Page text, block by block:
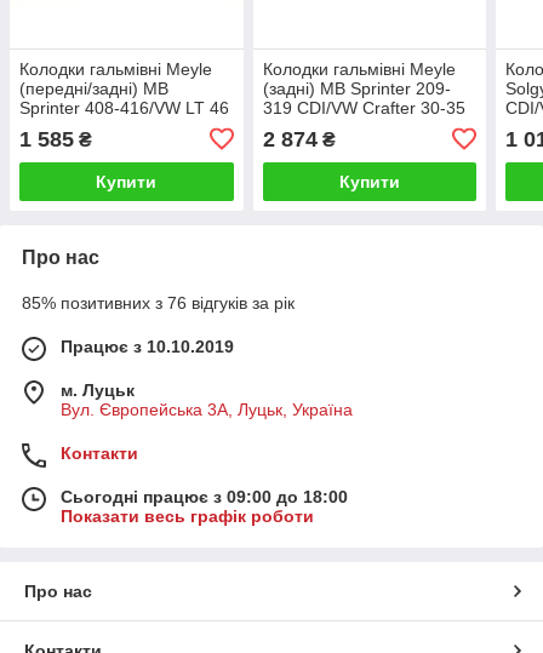
Колодки гальмівні Meyle
(передні/задні) MB
Sprinter 408-416/VW LT 46
1 585 ₴
Купити
Колодки гальмівні Meyle
(задні) MB Sprinter 209-
319 CDI/VW Crafter 30-35
2 874₴
Купити
1
Про нас
85% позитивних з 76 відгуків за рік
Працює з 10.10.2019
м. Луцьк
Вул. Європейська 3А, Луцьк, Україна
Контакти
Сьогодні працює з 09:00 до 18:00
Показати весь графік роботи
Про нас